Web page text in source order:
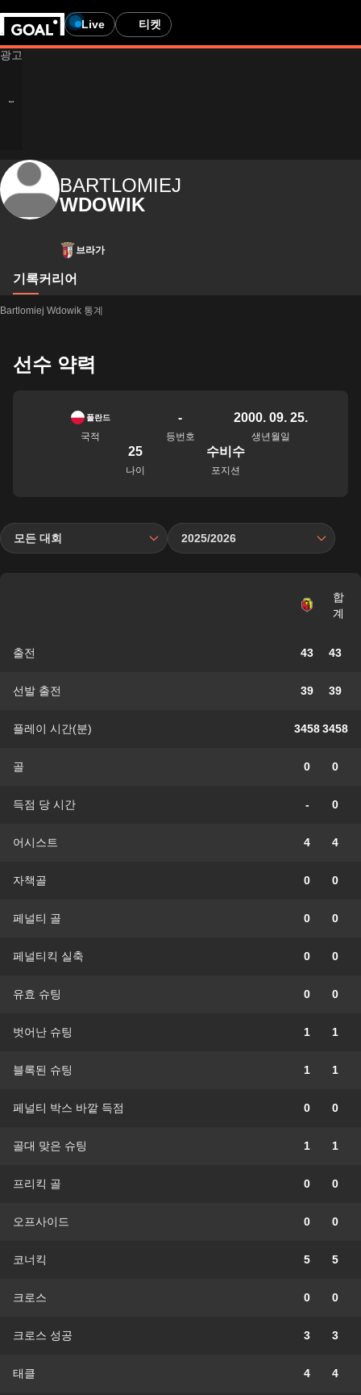
Live 티켓
BARTLOMIEJ
WDOWIK
브라가
기록커리어
Bartlomiej Wdowik 통계
선수 약력
폴란드
국적
-
등번호
2000. 09. 25.
생년월일
25
나이
수비수
포지션
모든 대회 2025/2026
합
계
출전 43 43
선발 출전 39 39
플레이 시간(분) 34583458
골 0 0
득점 당 시간 - 0
어시스트 4 4
자책골 0 0
페널티 골 0 0
페널티킥 실축 0 0
유효 슈팅 0 0
벗어난 슈팅 1 1
블록된 슈팅 1 1
페널티 박스 바깥 득점 0 0
골대 맞은 슈팅 1 1
프리킥 골 0 0
오프사이드 0 0
코너킥 5 5
크로스 0 0
크로스 성공 3 3
태클 4 4